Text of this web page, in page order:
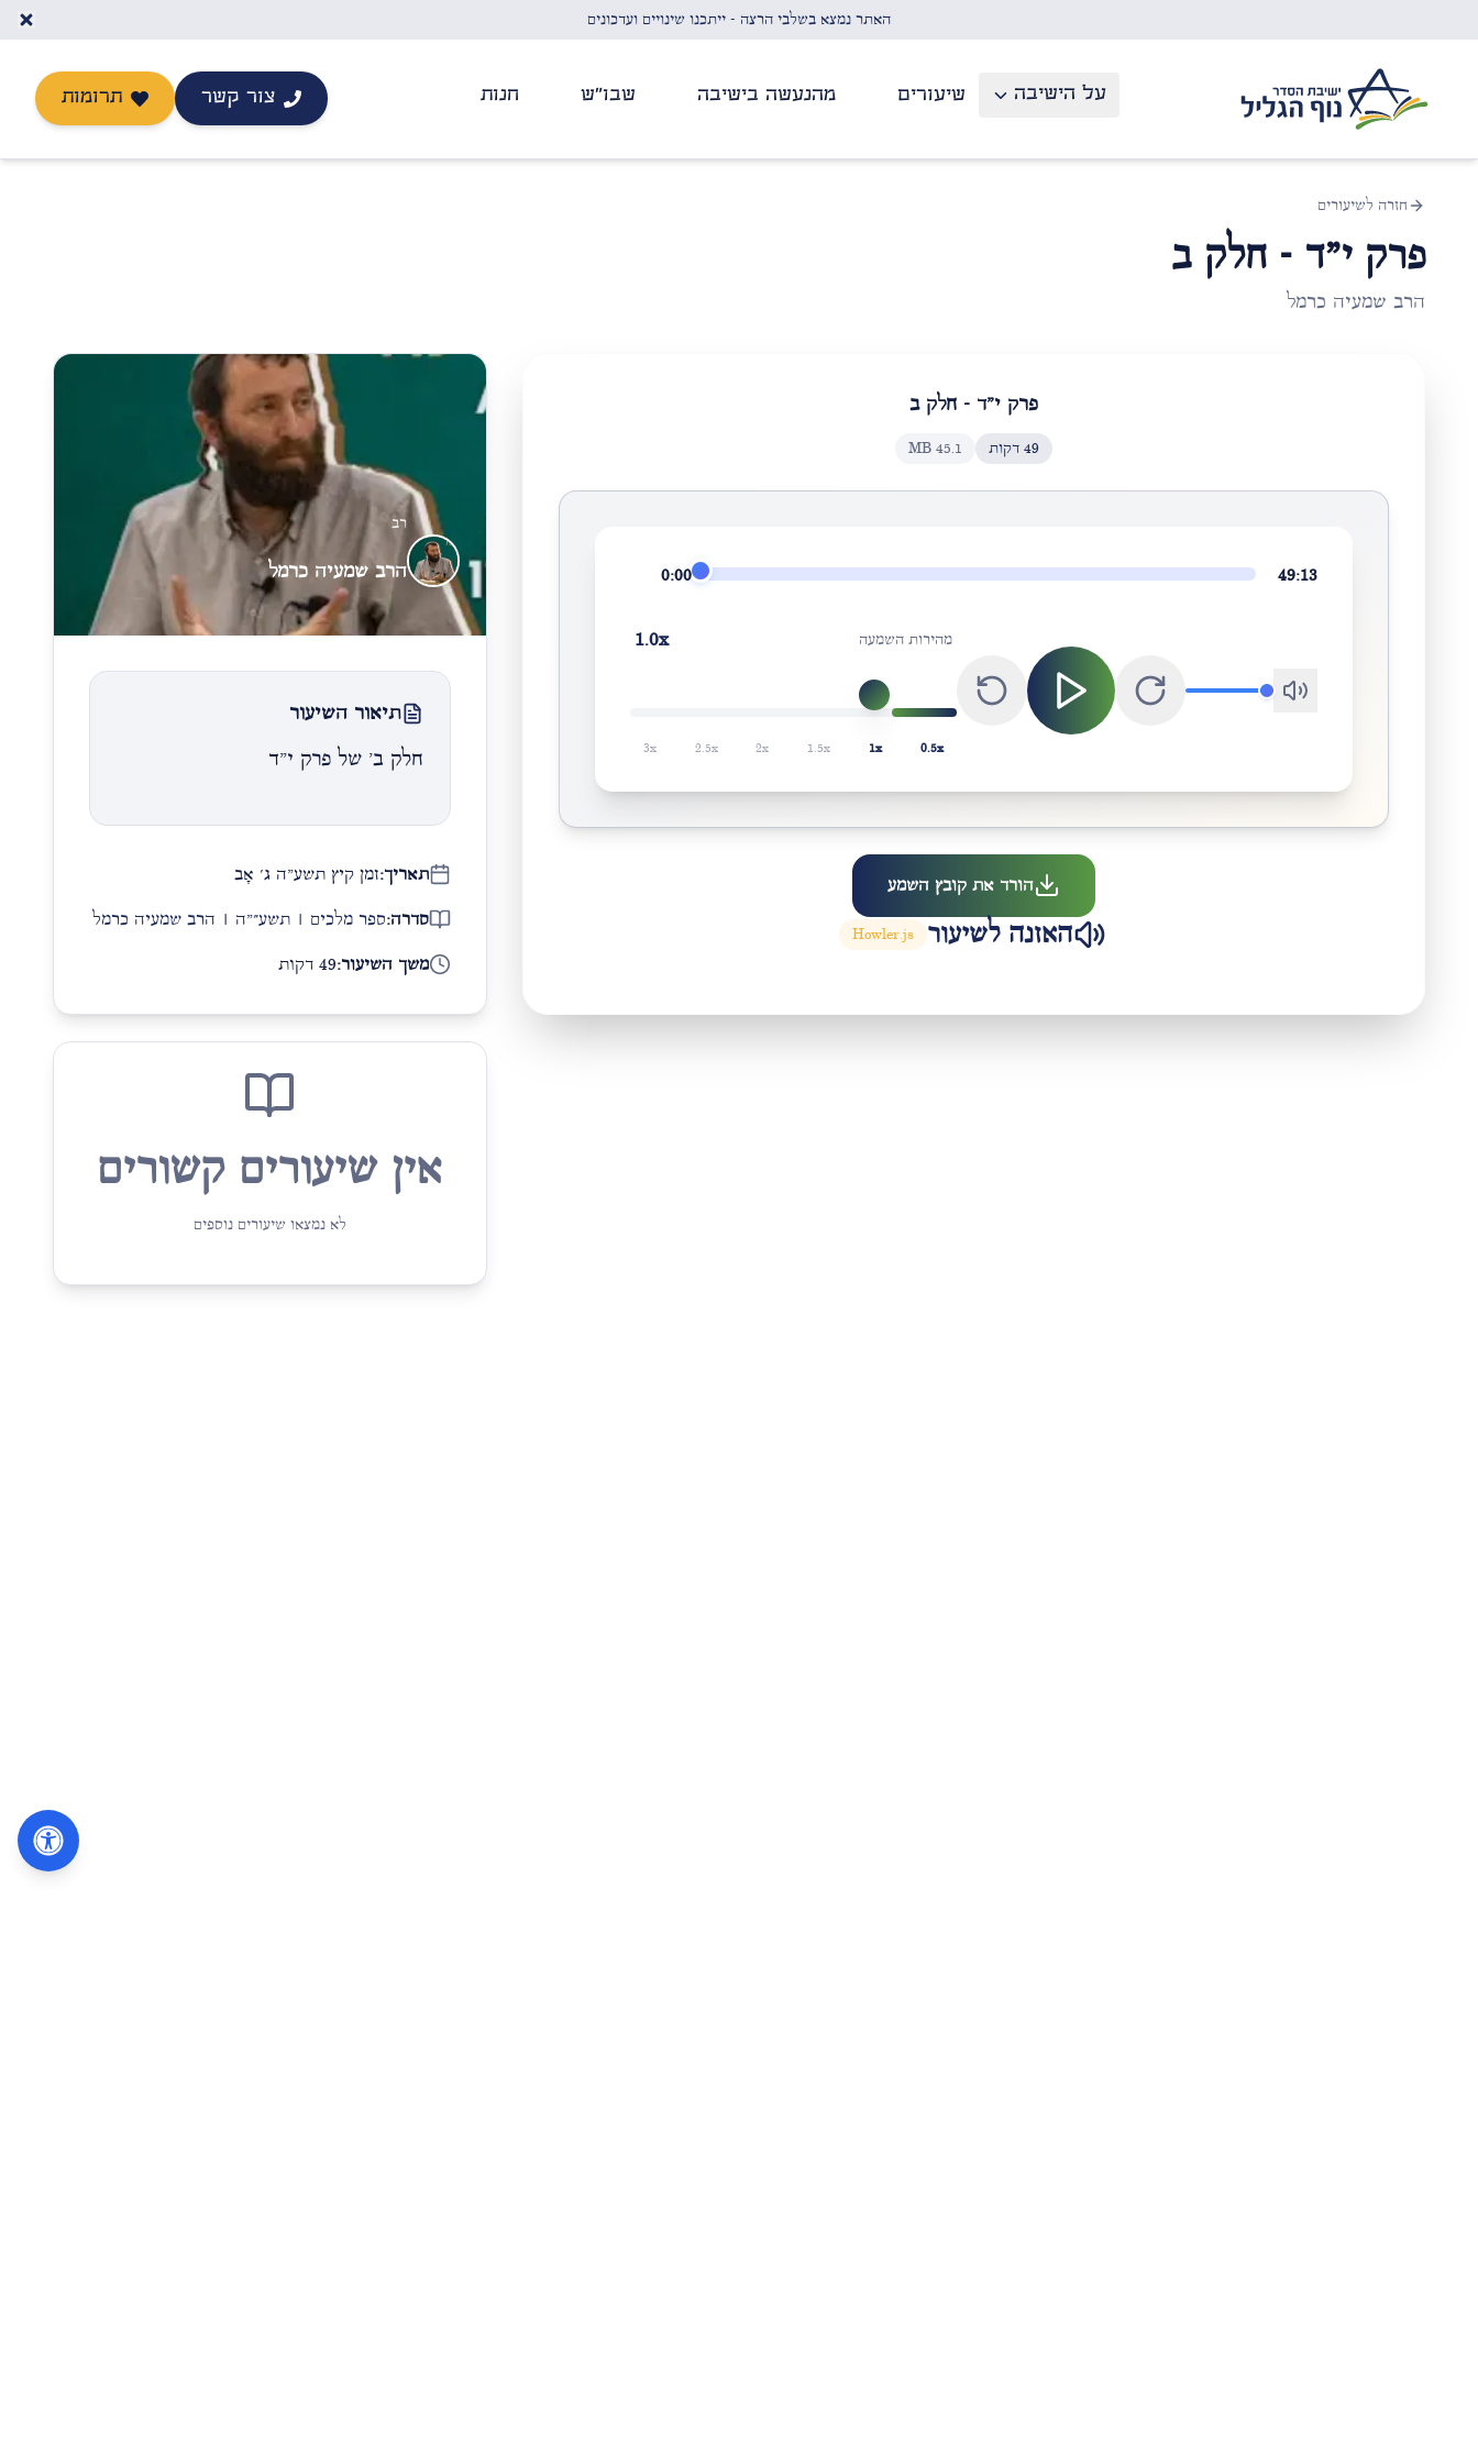
האתר נמצא בשלבי הרצה - ייתכנו שינויים ועדכונים
על הישיבה שיעורים מהנעשה בישיבה שבו"ש חנות
יצירת קשר
צור קשר
תרומה לישיבה
תרומות
חזרה לשיעורים
פרק י"ד - חלק ב
הרב שמעיה כרמל
פרק י"ד - חלק ב
49 דקות 45.1
MB
49:13
0:00
מהירות השמעה 1.0x
0.5x
1x
1.5x
2x
2.5x
3x
הורד את קובץ השמע
האזנה לשיעור Howler.js
רב
הרב שמעיה כרמל
תיאור השיעור
חלק ב' של פרק י"ד
תאריך:זמן קיץ תשע"ה ג׳ אָב
סדרה:ספר מלכים | תשע״"ה | הרב שמעיה כרמל
משך השיעור:49 דקות
אין שיעורים קשורים
לא נמצאו שיעורים נוספים